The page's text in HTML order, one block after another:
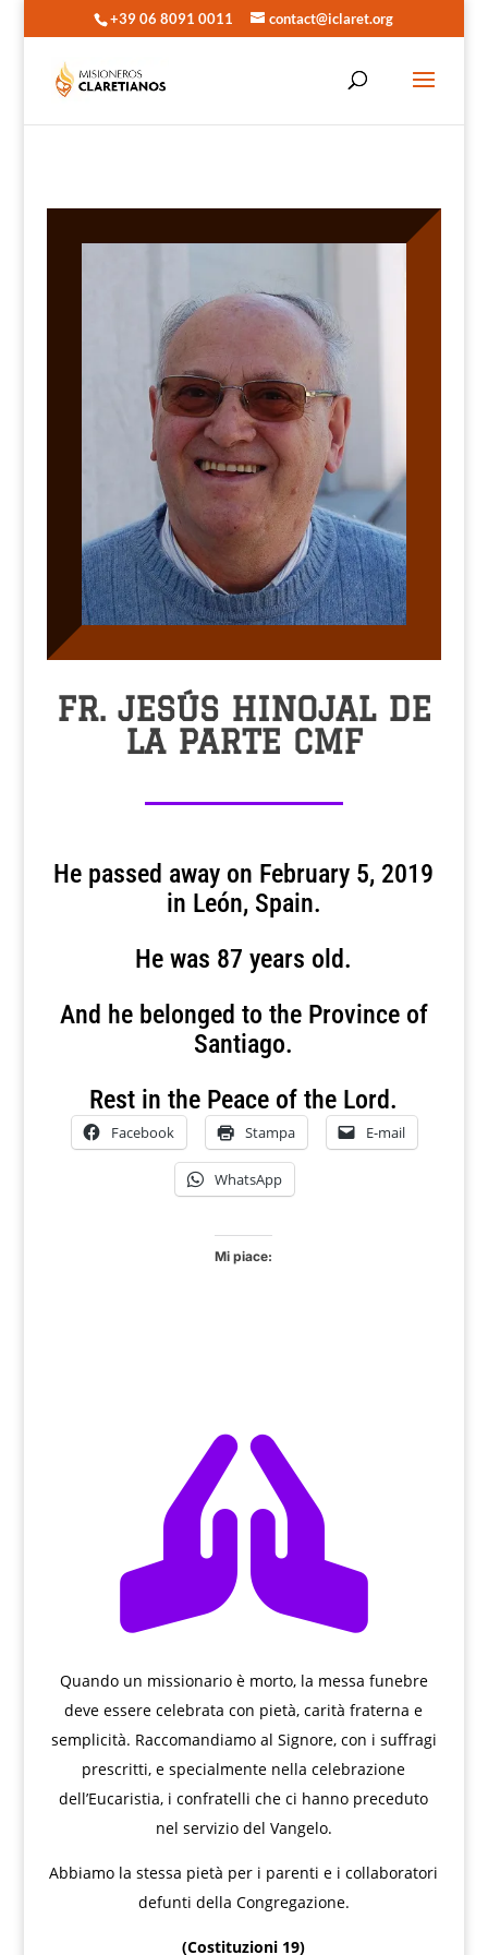
+39 06 8091 0011 contact@iclaret.org
FR. JESÚS HINOJAL DE
LA PARTE CMF
He passed away on February 5, 2019
in León, Spain.
He was 87 years old.
And he belonged to the Province of
Santiago.
Rest in the Peace of the Lord.
Facebook Stampa E-mail
WhatsApp
Mi piace:

Quando un missionario è morto, la messa funebre
deve essere celebrata con pietà, carità fraterna e
semplicità. Raccomandiamo al Signore, con i suffragi
prescritti, e specialmente nella celebrazione
dell’Eucaristia, i confratelli che ci hanno preceduto
nel servizio del Vangelo.
Abbiamo la stessa pietà per i parenti e i collaboratori
defunti della Congregazione.
(Costituzioni 19)